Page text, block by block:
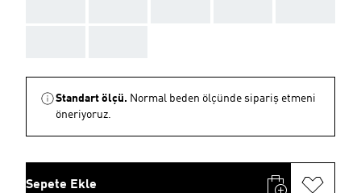
Standart ölçü. Normal beden ölçünde sipariş etmeni
öneriyoruz.
Sepete Ekle